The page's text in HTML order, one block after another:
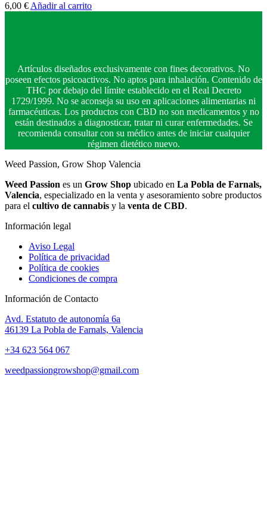
6,00 € Añadir al carrito
Artículos diseñados exclusivamente con fines decorativos. No
poseen efectos psicoactivos. No aptos para inhalación. Contenido de
THC por debajo del límite establecido en el Real Decreto
1729/1999. No se aconseja su uso en aplicaciones alimentarias ni
farmacéuticas. Los productos con CBD no son medicamentos y no
están destinados a diagnosticar, tratar ni curar enfermedades. Se
recomienda consultar con su médico antes de iniciar cualquier
régimen dietético nuevo.
Weed Passion, Grow Shop Valencia
Weed Passion es un Grow Shop ubicado en La Pobla de Farnals,
Valencia, especializado en la venta y asesoramiento sobre productos
para el cultivo de cannabis y la venta de CBD.
Información legal
Aviso Legal
Política de privacidad
Política de cookies
Condiciones de compra
Información de Contacto
Avd. Estatuto de autonomía 6a
46139 La Pobla de Farnals, Valencia
+34 623 564 067
weedpassiongrowshop@gmail.com